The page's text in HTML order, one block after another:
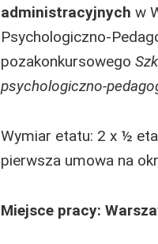
administracyjnychw
Psychologiczno-
pozakonkursowego
psychologiczno-
Wymiar etatu: 2 x ½
pierwsza umowa na
Miejsce pracy: